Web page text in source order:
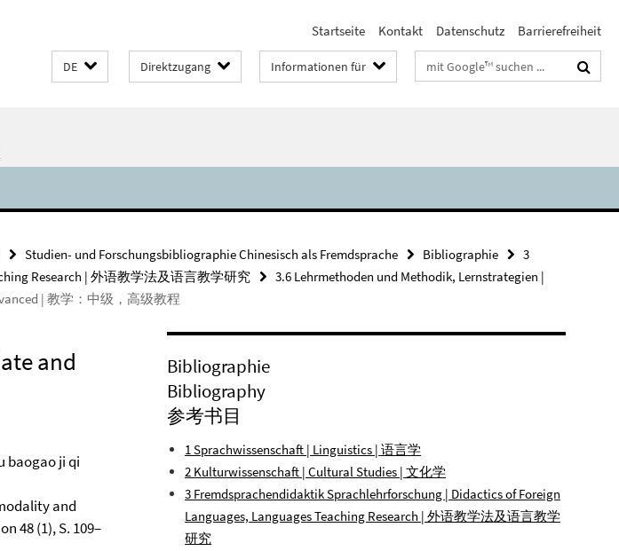
Startseite Kontakt Datenschutz Barrierefreiheit
DE Direktzugang Informationen für Suchbegriffe
Studien- und Forschungsbibliographie Chinesisch als Fremdsprache Bibliographie
3
Research | 外语教学法及语言教学研究
3.6 Lehrmethoden und Methodik, Lernstrategien |
| 教学：中级，高级教程
and
baogao ji qi
and
48 (1), S. 109–
Bibliographie
Bibliography
参考书目
1 Sprachwissenschaft | Linguistics | 语言学
2 Kulturwissenschaft | Cultural Studies | 文化学
3 Fremdsprachendidaktik Sprachlehrforschung | Didactics of Foreign
Languages, Languages Teaching Research | 外语教学法及语言教学
研究